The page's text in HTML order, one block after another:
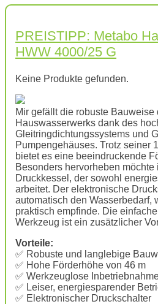
PREISTIPP: Metabo
HWW 4000/25 G
Keine Produkte gefunden.
Mir gefällt die robuste Bauweise
Hauswasserwerks dank des
Gleitringdichtungssystems und
Pumpengehäuses. Trotz seiner
bietet es eine beeindruckende
Besonders hervorheben möchte
Druckkessel, der sowohl
arbeitet. Der elektronische
automatisch den Wasserbedarf,
praktisch empfinde. Die
Werkzeug ist ein zusätzlicher
Vorteile:
✅ Robuste und langlebige
✅ Hohe Förderhöhe von 46 m
✅ Werkzeuglose
✅ Leiser, energiesparender
✅ Elektronischer Druckschalter